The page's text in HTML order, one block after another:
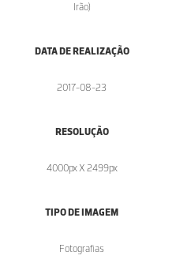
Irão)
DATA DE REALIZAÇÃO
2017-08-23
RESOLUÇÃO
4000px X 2499px
TIPO DE IMAGEM
Fotografias